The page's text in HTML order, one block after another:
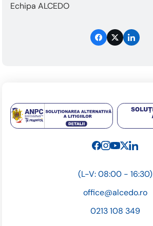
Echipa ALCEDO
(L-V: 08:00 - 16:30)
office@alcedo.ro
0213 108 349